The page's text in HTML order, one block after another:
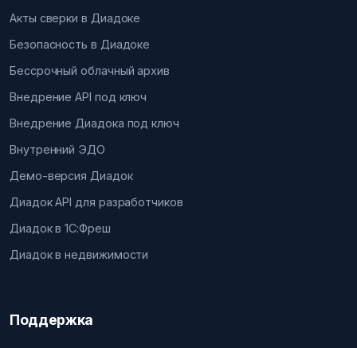
Акты сверки в Диадоке
Безопасность в Диадоке
Бессрочный облачный архив
Внедрение API под ключ
Внедрение Диадока под ключ
Внутренний ЭДО
Демо-версия Диадок
Диадок API для разработчиков
Диадок в 1С:Фреш
Диадок в недвижимости
Поддержка